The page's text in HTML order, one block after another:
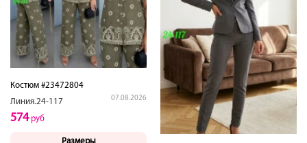
Костюм #23472804
Линия.24-117
07.08.2026
574руб